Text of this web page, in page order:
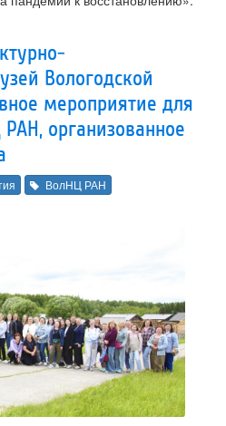
Вологодской
мероприятие для
организованное
ВолНЦ РАН